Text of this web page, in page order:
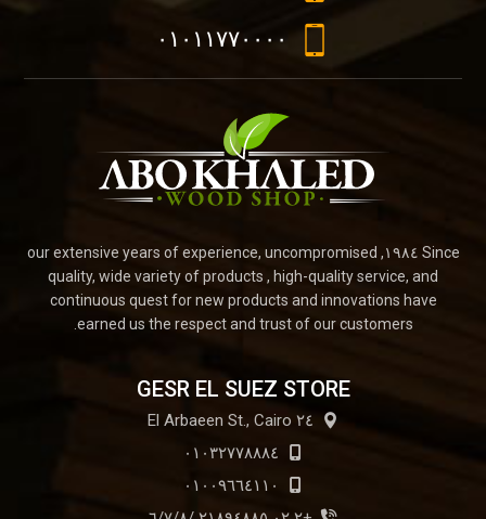
٠١٠١١٧٧٠٠٠٠
Since ١٩٨٤, our extensive years of experience, uncompromised
quality, wide variety of products , high-quality service, and
continuous quest for new products and innovations have
earned us the respect and trust of our customers.
GESR EL SUEZ STORE
٢٤ El Arbaeen St., Cairo
٠١٠٣٢٧٧٨٨٨٤
٠١٠٠٩٦٦٤١١٠